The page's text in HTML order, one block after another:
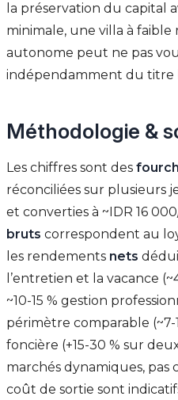
la préservation du capital
minimale, une villa à
autonome peut ne pas
indépendamment du titre
Méthodologie &
Les chiffres sont des
réconciliées sur plusieurs
et converties à ~IDR 16
bruts correspondent au
les rendements nets
l’entretien et la vacance
~10-15 % gestion
périmètre comparable (~7-
foncière (+15-30 % sur
marchés dynamiques, pas
coût de sortie sont